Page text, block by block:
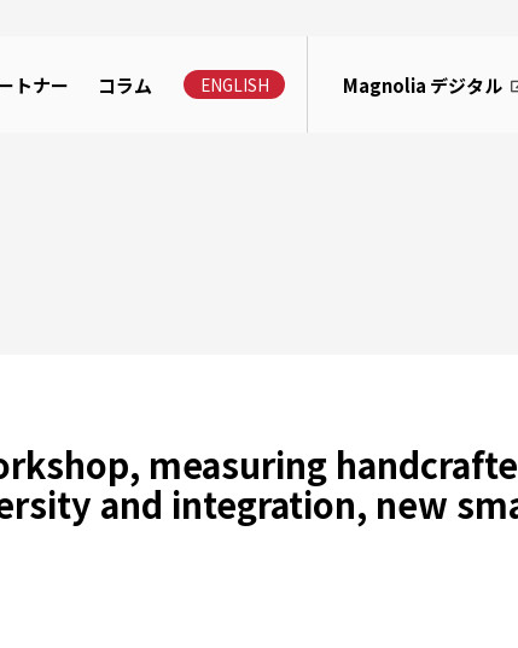
トナー コラム ENGLISH Magnolia デジタル
measuring
and integration, new